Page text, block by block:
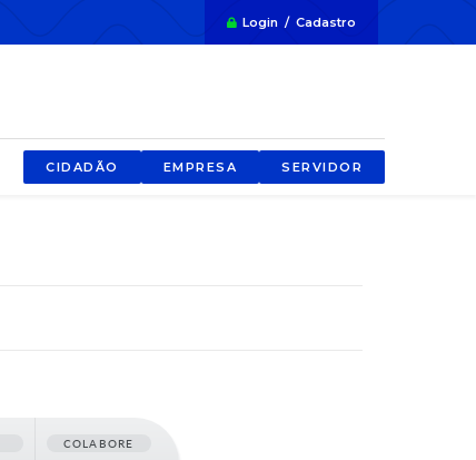
Login / Cadastro
CIDADÃO EMPRESA SERVIDOR
COLABORE